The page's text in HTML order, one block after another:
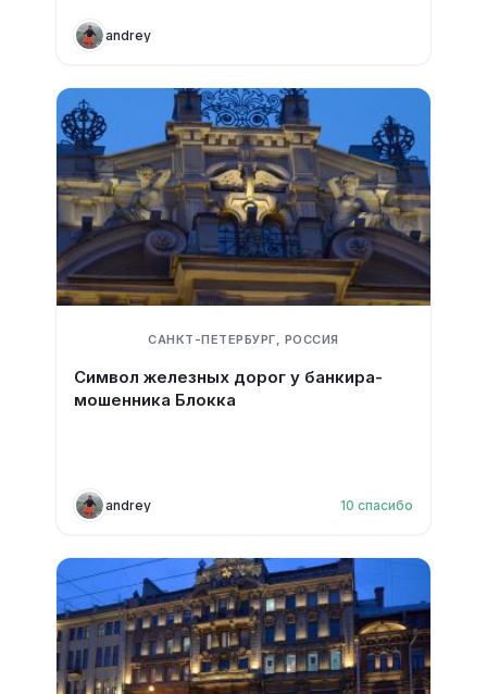
andrey
САНКТ-ПЕТЕРБУРГ, РОССИЯ
Символ железных дорог у банкира-
мошенника Блокка
andrey 10 спасибо